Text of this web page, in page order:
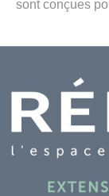
sont conçues